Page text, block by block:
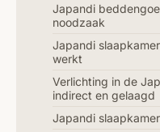
Japandi
noodzaak
Japandi
werkt
Verlichting in de
indirect en gelaagd
Japandi